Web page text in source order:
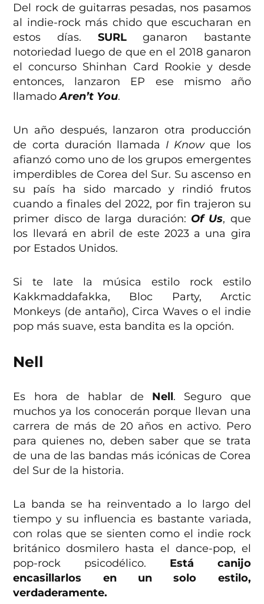
Del rock de guitarras pesadas, nos pasamos
al indie-rock más chido que escucharan en
estos días. SURLganaron bastante
notoriedad luego de que en el 2018 ganaron
el concurso Shinhan Card Rookie y desde
entonces, lanzaron EP ese mismo año
llamadoAren’t You.
Un año después, lanzaron otra producción
de corta duración llamada I Knowque los
afianzó como uno de los grupos emergentes
imperdibles de Corea del Sur. Su ascenso en
su país ha sido marcado y rindió frutos
cuando a finales del 2022, por fin trajeron su
primer disco de larga duración: Of Us, que
los llevará en abril de este 2023 a una gira
por Estados Unidos.
Si te late la música estilo rock estilo
Kakkmaddafakka, Bloc Party, Arctic
Monkeys (de antaño), Circa Waves o el indie
pop más suave, esta bandita es la opción.
Nell
Es hora de hablar de Nell. Seguro que
muchos ya los conocerán porque llevan una
carrera de más de 20 años en activo. Pero
para quienes no, deben saber que se trata
de una de las bandas más icónicas de Corea
del Sur de la historia.
La banda se ha reinventado a lo largo del
tiempo y su influencia es bastante variada,
con rolas que se sienten como el indie rock
británico dosmilero hasta el dance-pop, el
pop-rock psicodélico. Está canijo
encasillarlos en un solo estilo,
verdaderamente.